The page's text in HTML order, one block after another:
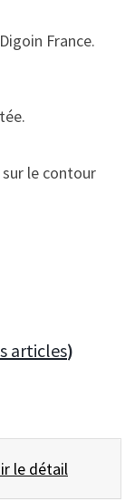
France.
le contour
articles)
le détail